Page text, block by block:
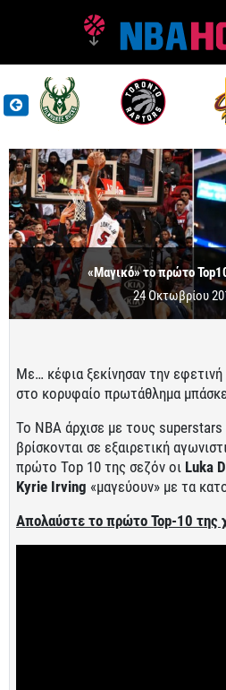
«Μαγικό» το πρώτο
24 Οκτωβρίου
Με… κέφια ξεκίνησαν την
στο κορυφαίο πρωτάθλημα
Το ΝΒΑ άρχισε με τους superstars
βρίσκονται σε εξαιρετική
πρώτο Top 10 της σεζόν οι Luka
Kyrie Irving «μαγεύουν» με τα
Απολαύστε το πρώτο Top-10 της